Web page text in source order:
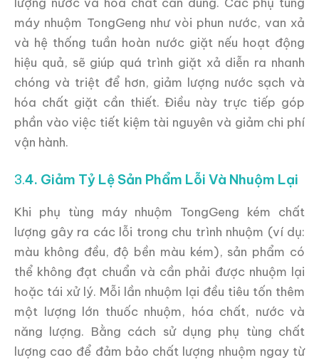
máy nhuộm TongGeng như vòi phun nước, van xả
và hệ thống tuần hoàn nước giặt nếu hoạt động
hiệu quả, sẽ giúp quá trình giặt xả diễn ra nhanh
chóng và triệt để hơn, giảm lượng nước sạch và
hóa chất giặt cần thiết. Điều này trực tiếp góp
phần vào việc tiết kiệm tài nguyên và giảm chi phí
vận hành.
3.4. Giảm Tỷ Lệ Sản Phẩm Lỗi Và Nhuộm Lại
Khi phụ tùng máy nhuộm TongGeng kém chất
lượng gây ra các lỗi trong chu trình nhuộm (ví dụ:
màu không đều, độ bền màu kém), sản phẩm có
thể không đạt chuẩn và cần phải được nhuộm lại
hoặc tái xử lý. Mỗi lần nhuộm lại đều tiêu tốn thêm
một lượng lớn thuốc nhuộm, hóa chất, nước và
năng lượng. Bằng cách sử dụng phụ tùng chất
lượng cao để đảm bảo chất lượng nhuộm ngay từ